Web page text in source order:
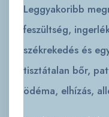
Leggyakoribb
feszültség,
székrekedés és
tisztátalan bőr,
ödéma, elhízás,